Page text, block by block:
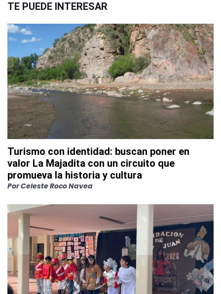
TE PUEDE INTERESAR
Turismo con identidad: buscan poner en
valor La Majadita con un circuito que
promueva la historia y cultura
PorCeleste Roco Navea